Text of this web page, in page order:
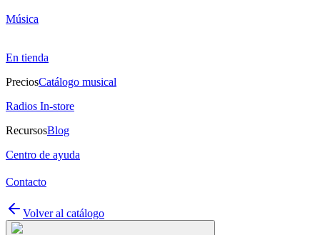
Música
En tienda
PreciosCatálogo musical
Radios In-store
RecursosBlog
Centro de ayuda
Contacto
Volver al catálogo